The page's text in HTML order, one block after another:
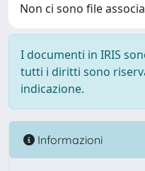
Non ci sono file
I documenti in IRIS
tutti i diritti sono
indicazione.
Informazioni